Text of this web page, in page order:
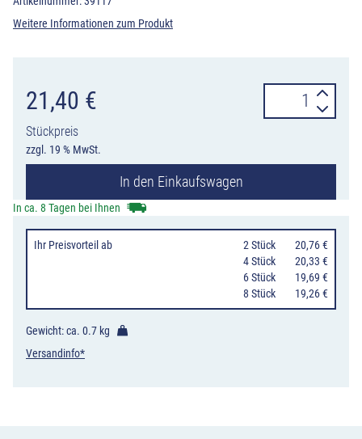
Weitere Informationen zum Produkt
21,40 €
Stückpreis
zzgl. 19 % MwSt.
Kleber
KS
Menge
In den Einkaufswagen
In ca. 8 Tagen bei Ihnen
Ihr Preisvorteil ab 2 Stück
20,76 €
4 Stück
20,33 €
6 Stück
19,69 €
8 Stück 19,26 €
Gewicht: ca. 0.7 kg
Versandinfo*